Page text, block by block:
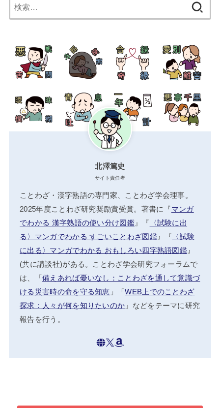
索:
北澤篤史
サイト責任者
ことわざ・漢字熟語の専門家、ことわざ学会理事。
2025年度ことわざ研究奨励賞受賞。著書に『マンガ
でわかる 漢字熟語の使い分け図鑑』『 〈試験に出
る〉マンガでわかる すごいことわざ図鑑』『 〈試験
に出る〉マンガでわかる おもしろい四字熟語図鑑 』
(共に講談社)がある。ことわざ学会研究フォーラムで
は、「備えあれば憂いなし：ことわざを通して意識づ
ける災害時の命を守る知恵 」「WEB上でのことわざ
探求：人々が何を知りたいのか 」などをテーマに研究
報告を行う。